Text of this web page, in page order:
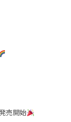
売開始